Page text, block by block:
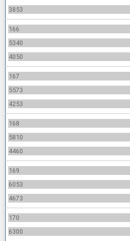
3853
166
5340
4050
167
5573
4253
168
5810
4460
169
6053
4673
170
6300